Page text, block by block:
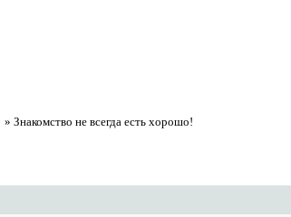
»Знакомство не всегда есть хорошо!